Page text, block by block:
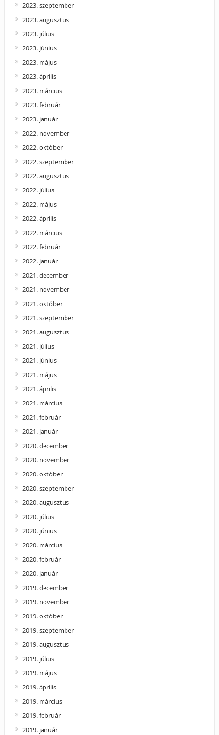
2023. szeptember
2023. augusztus
2023. július
2023. június
2023. május
2023. április
2023. március
2023. február
2023. január
2022. november
2022. október
2022. szeptember
2022. augusztus
2022. július
2022. május
2022. április
2022. március
2022. február
2022. január
2021. december
2021. november
2021. október
2021. szeptember
2021. augusztus
2021. július
2021. június
2021. május
2021. április
2021. március
2021. február
2021. január
2020. december
2020. november
2020. október
2020. szeptember
2020. augusztus
2020. július
2020. június
2020. március
2020. február
2020. január
2019. december
2019. november
2019. október
2019. szeptember
2019. augusztus
2019. július
2019. május
2019. április
2019. március
2019. február
2019. január